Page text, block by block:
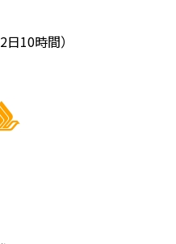
2日10時間）